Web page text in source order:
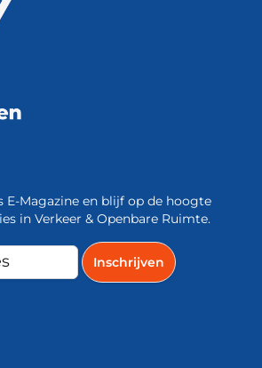
E-Magazine en blijf op de hoogte
in Verkeer & Openbare Ruimte.